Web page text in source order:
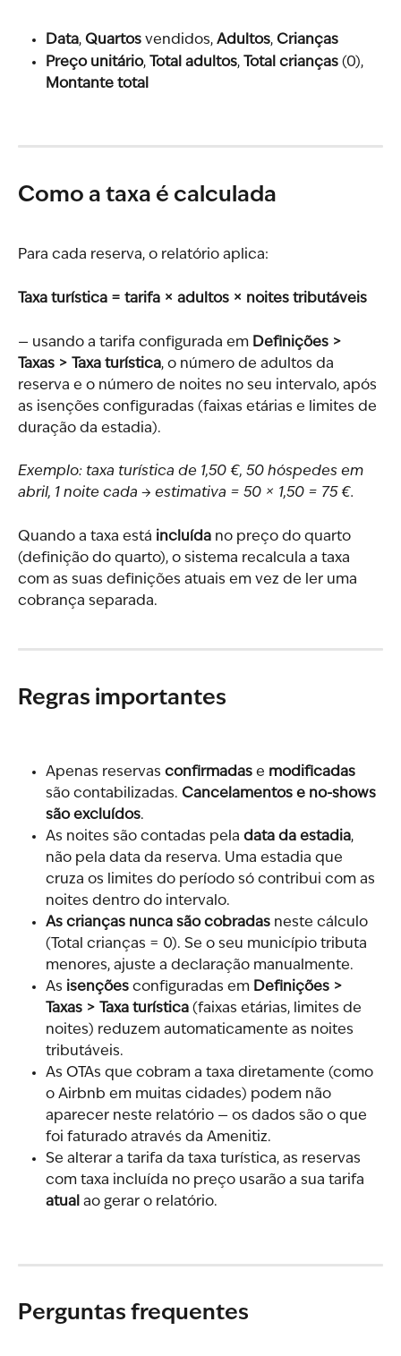
Data, Quartos vendidos, Adultos, Crianças
Preço unitário, Total adultos, Total crianças (0),
Montante total
Como a taxa é calculada
Para cada reserva, o relatório aplica:
Taxa turística = tarifa × adultos × noites tributáveis
— usando a tarifa configurada em Definições >
Taxas > Taxa turística, o número de adultos da
reserva e o número de noites no seu intervalo, após
as isenções configuradas (faixas etárias e limites de
duração da estadia).
Exemplo: taxa turística de 1,50 €, 50 hóspedes em
abril, 1 noite cada → estimativa = 50 × 1,50 = 75 €.
Quando a taxa está incluída no preço do quarto
(definição do quarto), o sistema recalcula a taxa
com as suas definições atuais em vez de ler uma
cobrança separada.
Regras importantes
Apenas reservas confirmadas e modificadas
são contabilizadas. Cancelamentos e no-shows
são excluídos.
As noites são contadas pela data da estadia,
não pela data da reserva. Uma estadia que
cruza os limites do período só contribui com as
noites dentro do intervalo.
As crianças nunca são cobradas neste cálculo
(Total crianças = 0). Se o seu município tributa
menores, ajuste a declaração manualmente.
As isenções configuradas em Definições >
Taxas > Taxa turística (faixas etárias, limites de
noites) reduzem automaticamente as noites
tributáveis.
As OTAs que cobram a taxa diretamente (como
o Airbnb em muitas cidades) podem não
aparecer neste relatório — os dados são o que
foi faturado através da Amenitiz.
Se alterar a tarifa da taxa turística, as reservas
com taxa incluída no preço usarão a sua tarifa
atual ao gerar o relatório.
Perguntas frequentes